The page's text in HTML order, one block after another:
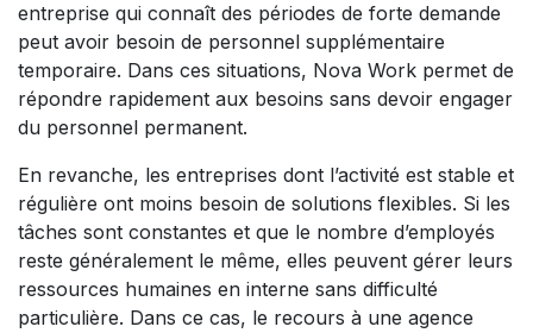
entreprise qui connaît des périodes de forte demande
peut avoir besoin de personnel supplémentaire
temporaire. Dans ces situations, Nova Work permet de
répondre rapidement aux besoins sans devoir engager
du personnel permanent.
En revanche, les entreprises dont l’activité est stable et
régulière ont moins besoin de solutions flexibles. Si les
tâches sont constantes et que le nombre d’employés
reste généralement le même, elles peuvent gérer leurs
ressources humaines en interne sans difficulté
particulière. Dans ce cas, le recours à une agence